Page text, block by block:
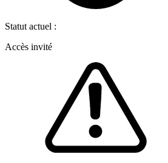
Statut actuel :
Accès invité